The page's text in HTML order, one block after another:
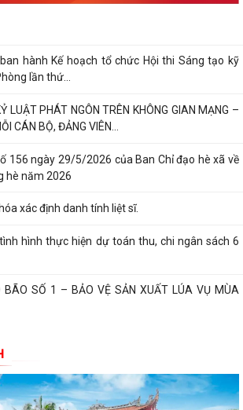
trình,...
ban hành Kế hoạch tổ chức Hội thi Sáng tạo kỹ
lần thứ...
LUẬT PHÁT NGÔN TRÊN KHÔNG GIAN MẠNG –
CÁN BỘ, ĐẢNG VIÊN...
156 ngày 29/5/2026 của Ban Chỉ đạo hè xã về
hè năm 2026
xác định danh tính liệt sĩ.
hình thực hiện dự toán thu, chi ngân sách 6
BÃO SỐ 1 – BẢO VỆ SẢN XUẤT LÚA VỤ MÙA
HỌP THƯỜNG LỆ...
bão số 1 (Bão MAYSAK) và mưa lũ sau bão